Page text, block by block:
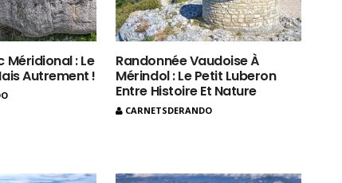
Méridional : Le
Autrement !
Randonnée Vaudoise À
Mérindol : Le Petit Luberon
Entre Histoire Et Nature
CARNETSDERANDO